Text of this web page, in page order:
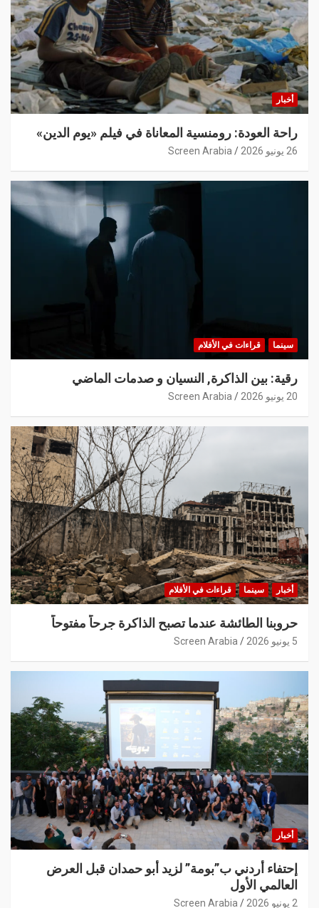
أخبار
راحة العودة: رومنسية المعاناة في فيلم «يوم الدين»
26 يونيو 2026 Screen Arabia
سينما قراءات في الأفلام
رقية: بين الذاكرة, النسيان و صدمات الماضي
20 يونيو 2026 Screen Arabia
أخبار سينما قراءات في الأفلام
حروبنا الطائشة عندما تصبح الذاكرة جرحاً مفتوحاً
5 يونيو 2026 Screen Arabia
أخبار
إحتفاء أردني ب”بومة” لزيد أبو حمدان قبل العرض
العالمي الأول
2 يونيو 2026 Screen Arabia